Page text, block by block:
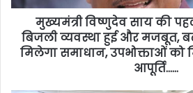
मुख्यमंत्री विष्णुदेव साय की
बिजली व्यवस्था हुई और मजबूत,
मिलेगा समाधान, उपभोक्ताओं को
आपूर्ति……